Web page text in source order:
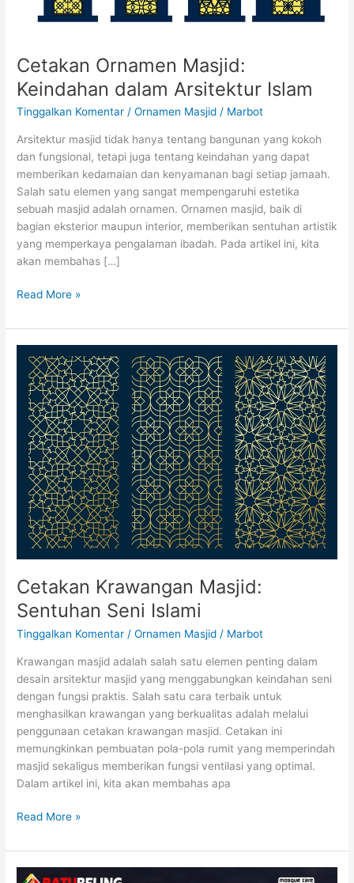
Cetakan Ornamen Masjid:
Keindahan dalam Arsitektur Islam
Tinggalkan Komentar /Ornamen Masjid / Marbot
Arsitektur masjid tidak hanya tentang bangunan yang kokoh
dan fungsional, tetapi juga tentang keindahan yang dapat
memberikan kedamaian dan kenyamanan bagi setiap jamaah.
Salah satu elemen yang sangat mempengaruhi estetika
sebuah masjid adalah ornamen. Ornamen masjid, baik di
bagian eksterior maupun interior, memberikan sentuhan artistik
yang memperkaya pengalaman ibadah. Pada artikel ini, kita
akan membahas […]
Read More »
Cetakan Krawangan Masjid:
Sentuhan Seni Islami
Tinggalkan Komentar /Ornamen Masjid / Marbot
Krawangan masjid adalah salah satu elemen penting dalam
desain arsitektur masjid yang menggabungkan keindahan seni
dengan fungsi praktis. Salah satu cara terbaik untuk
menghasilkan krawangan yang berkualitas adalah melalui
penggunaan cetakan krawangan masjid. Cetakan ini
memungkinkan pembuatan pola-pola rumit yang memperindah
masjid sekaligus memberikan fungsi ventilasi yang optimal.
Dalam artikel ini, kita akan membahas apa
Cetakan
Krawangan
Masjid:
Sentuhan
Seni
Islami
Read More »
Karpet